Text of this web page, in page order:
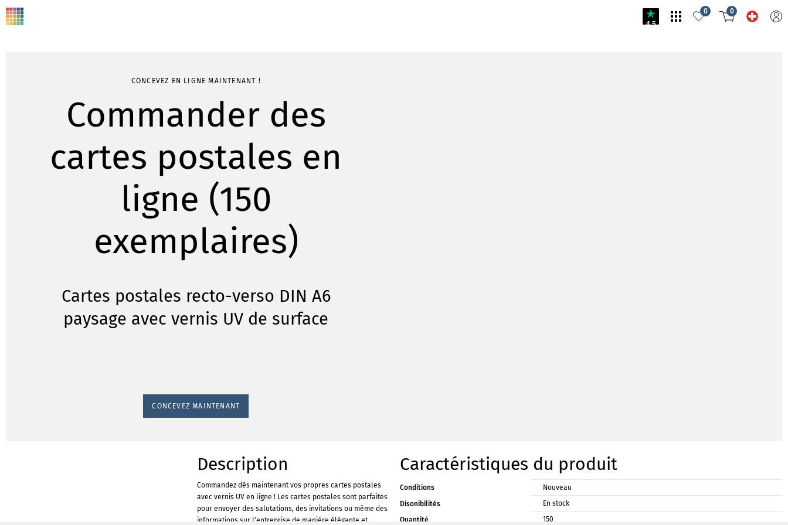
4.5
0 0
CONCEVEZ EN LIGNE MAINTENANT !
Commander des
cartes postales en
ligne (150
exemplaires)
Cartes postales recto-verso DIN A6
paysage avec vernis UV de surface
CONCEVEZ MAINTENANT
Description
Commandez dès maintenant vos propres cartes postales
avec vernis UV en ligne ! Les cartes postales sont parfaites
pour envoyer des salutations, des invitations ou même des
informations sur l'entreprise de manière élégante et
Caractéristiques du produit
Conditions
Nouveau
Disonibilités
En stock
Quantité
150